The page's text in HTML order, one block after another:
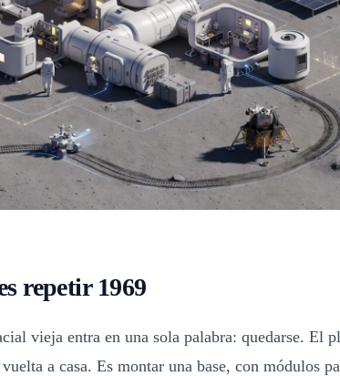
repetir 1969
vieja entra en una sola palabra: quedarse. El
a casa. Es montar una base, con módulos